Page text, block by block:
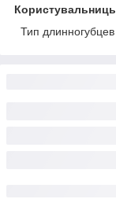
Тип длинногубцев